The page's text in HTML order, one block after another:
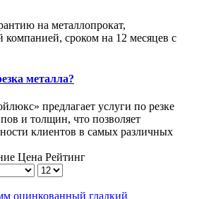
на металлопрокат,
сроком на 12 месяцев с
металла?
предлагает услуги по резке
и толщин, что позволяет
клиентов в самых различных
Цена Рейтинг